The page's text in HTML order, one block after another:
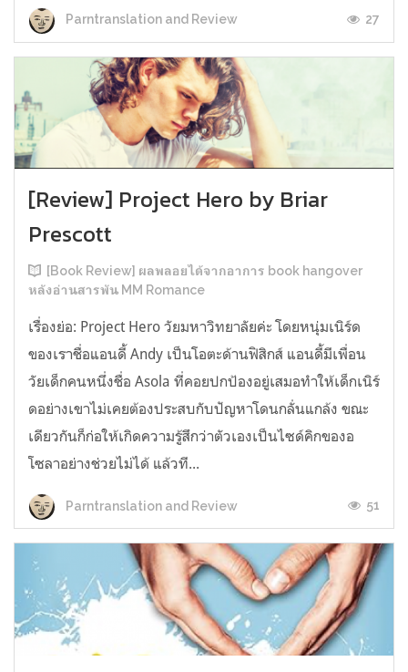
Parntranslation and Review 27
[Review] Project Hero by Briar
Prescott
[Book Review] ผลพลอยได้จากอาการ book hangover
หลังอ่านสารพัน MM Romance
เรื่องย่อ: Project Hero วัยมหาวิทยาลัยค่ะ โดยหนุ่มเนิร์ด
ของเราชื่อแอนดี้ Andy เป็นโอตะด้านฟิสิกส์ แอนดี้มีเพื่อน
วัยเด็กคนหนึ่งชื่อ Asola ที่คอยปกป้องอยู่เสมอทำให้เด็กเนิร์
ดอย่างเขาไม่เคยต้องประสบกับปัญหาโดนกลั่นแกล้ง ขณะ
เดียวกันก็ก่อให้เกิดความรู้สึกว่าตัวเองเป็นไซด์คิกของอ
โซลาอย่างช่วยไม่ได้ แล้วที...
Parntranslation and Review 51